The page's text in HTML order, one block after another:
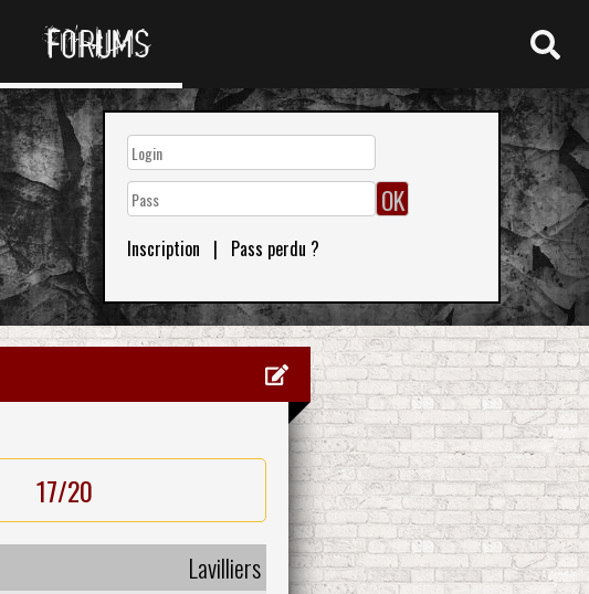
FORUMS
Inscription | Pass perdu ?
17/20
Lavilliers